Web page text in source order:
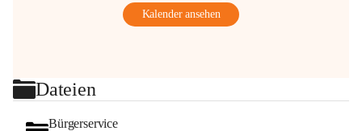
Kalender ansehen
Dateien
Bürgerservice